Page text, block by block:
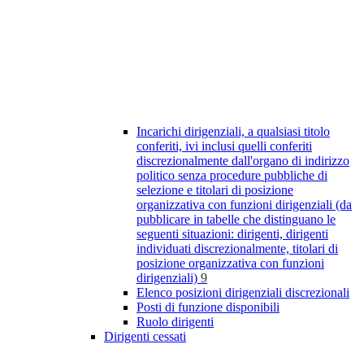
Incarichi dirigenziali, a qualsiasi titolo
conferiti, ivi inclusi quelli conferiti
discrezionalmente dall'organo di indirizzo
politico senza procedure pubbliche di
selezione e titolari di posizione
organizzativa con funzioni dirigenziali (da
pubblicare in tabelle che distinguano le
seguenti situazioni: dirigenti, dirigenti
individuati discrezionalmente, titolari di
posizione organizzativa con funzioni
dirigenziali) 9
Elenco posizioni dirigenziali discrezionali
Posti di funzione disponibili
Ruolo dirigenti
Dirigenti cessati